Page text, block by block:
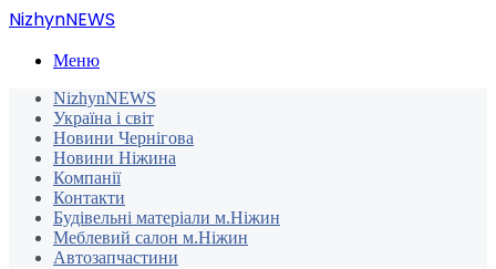
NizhynNEWS
Меню
NizhynNEWS
Україна і світ
Новини Чернігова
Новини Ніжина
Компанії
Контакти
Будівельні матеріали м.Ніжин
Меблевий салон м.Ніжин
Автозапчастини